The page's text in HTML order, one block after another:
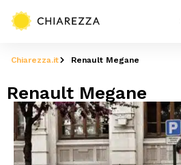
Chiarezza.it Renault Megane
Renault Megane